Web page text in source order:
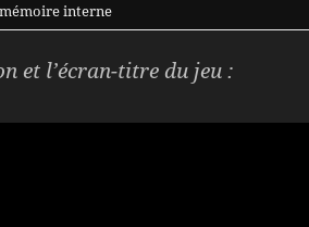
interne
et l’écran-titre du jeu :